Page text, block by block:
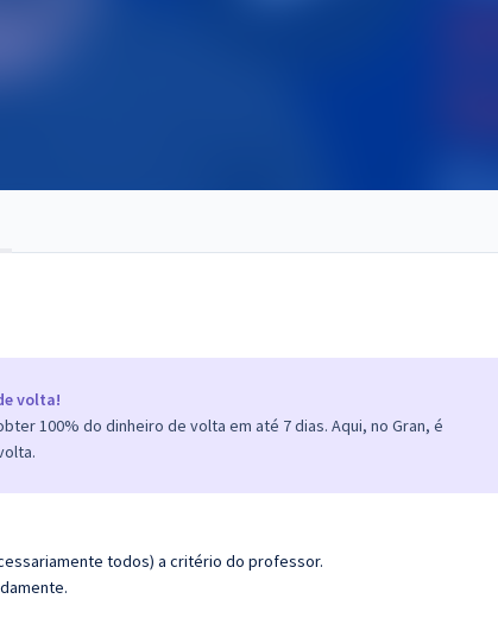
volta!
100% do dinheiro de volta em até 7 dias. Aqui, no Gran, é
todos) a critério do professor.